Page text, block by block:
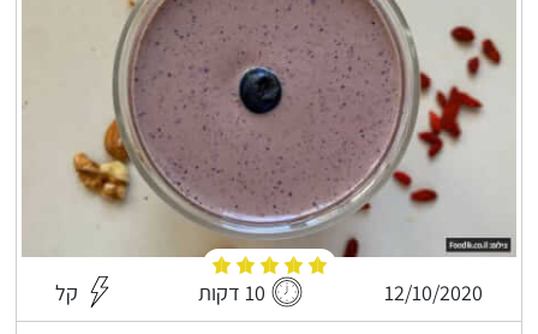
12/10/2020 10 דקות קל